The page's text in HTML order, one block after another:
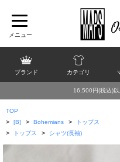
ブランド カテゴリ
16,500円(税込)
TOP
> [B] > Bohemians > トップス
> トップス > シャツ(長袖)